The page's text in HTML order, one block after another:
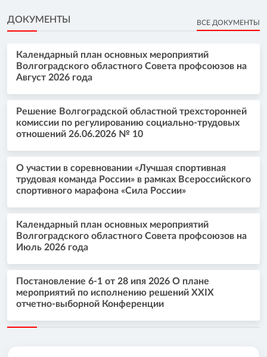
ДОКУМЕНТЫ ВСЕ ДОКУМЕНТЫ
Календарный план основных мероприятий
Волгоградского областного Совета профсоюзов на
Август 2026 года
Решение Волгоградской областной трехсторонней
комиссии по регулированию социально-трудовых
отношений 26.06.2026 № 10
О участии в соревновании «Лучшая спортивная
трудовая команда России» в рамках Всероссийского
спортивного марафона «Сила России»
Календарный план основных мероприятий
Волгоградского областного Совета профсоюзов на
Июль 2026 года
Постановление 6-1 от 28 ипя 2026 О плане
мероприятий по исполнению решений XXIX
отчетно-выборной Конференции